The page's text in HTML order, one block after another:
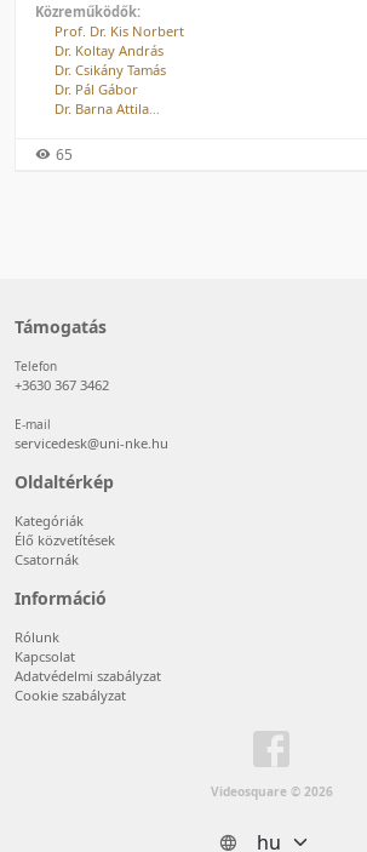
Közreműködők:
Prof. Dr. Kis Norbert
Dr. Koltay András
Dr. Csikány Tamás
Dr. Pál Gábor
Dr. Barna Attila
Csengei Zoltán
65
Támogatás
Telefon
+3630 367 3462
E-mail
servicedesk@uni-nke.hu
Oldaltérkép
Kategóriák
Élő közvetítések
Csatornák
Információ
Rólunk
Kapcsolat
Adatvédelmi szabályzat
Cookie szabályzat
Videosquare © 2026